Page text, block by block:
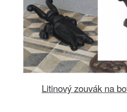
Litinový zouvák na